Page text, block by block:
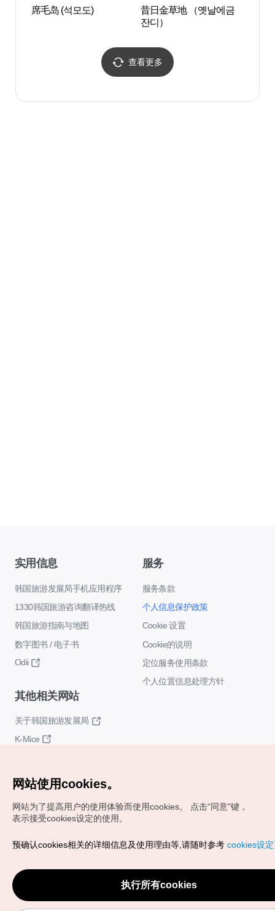
席毛岛 (석모도)
昔日金草地 （옛날에금
잔디）
查看更多
实用信息
韩国旅游发展局手机应用程序
1330韩国旅游咨询翻译热线
韩国旅游指南与地图
数字图书 / 电子书
Odii
服务
服务条款
个人信息保护政策
Cookie 设置
Cookie的说明
定位服务使用条款
个人位置信息处理方针
其他相关网站
关于韩国旅游发展局
K-Mice
Copyrights (c) 韩国旅游发展局版权所有
VISITKOREA官方邮箱
chnsim@knto.or.kr
网站使用cookies。
网站为了提高用户的使用体验而使用cookies。
点击“同意"键，
表示接受cookies设定的使用。
预确认cookies相关的详细信息及使用理由等,请随时参考 cookies设
执行所有cookies